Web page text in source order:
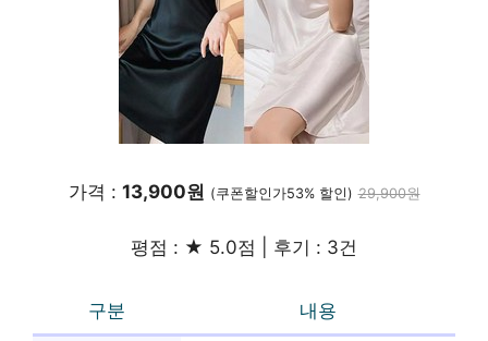
가격 : 13,900원 (쿠폰할인가53% 할인) 29,900원
평점 : ★ 5.0점 | 후기 : 3건
구분 내용